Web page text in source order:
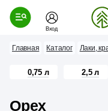
Вход
Главная Каталог Лаки,
0,75 л 2,5 л
Орех